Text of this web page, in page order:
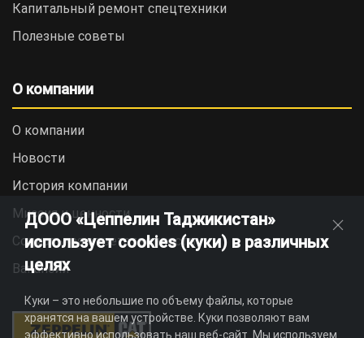
Капитальный ремонт спецтехники
Полезные советы
О компании
О компании
Новости
История компании
Миссия и ценности
Социальная ответственность
Вакансии
ДООО «Цеппелин Таджикистан»
использует cookies (куки) в различных
целях
Куки – это небольшие по объему файлы, которые
хранятся на вашем устройстве. Куки позволяют вам
эффективно использовать наш веб-сайт. Мы используем